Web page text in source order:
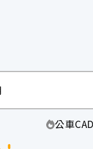
公車CAD